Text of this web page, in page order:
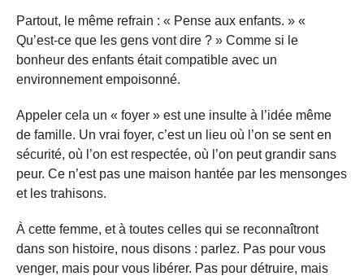
Partout, le même refrain : « Pense aux enfants. » «
Qu’est-ce que les gens vont dire ? » Comme si le
bonheur des enfants était compatible avec un
environnement empoisonné.
Appeler cela un « foyer » est une insulte à l’idée même
de famille. Un vrai foyer, c’est un lieu où l’on se sent en
sécurité, où l’on est respectée, où l’on peut grandir sans
peur. Ce n’est pas une maison hantée par les mensonges
et les trahisons.
À cette femme, et à toutes celles qui se reconnaîtront
dans son histoire, nous disons : parlez. Pas pour vous
venger, mais pour vous libérer. Pas pour détruire, mais